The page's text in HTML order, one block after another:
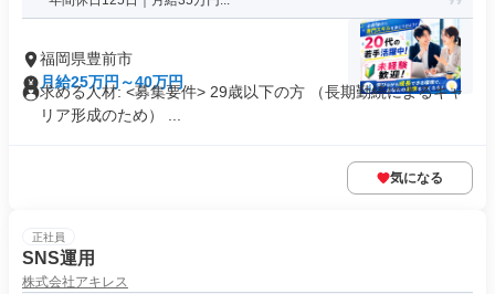
福岡県豊前市
月給25万円～40万円
求める人材: <募集要件> 29歳以下の方 （長期勤続によるキャ
リア形成のため） ...
気になる
正社員
SNS運用
株式会社アキレス